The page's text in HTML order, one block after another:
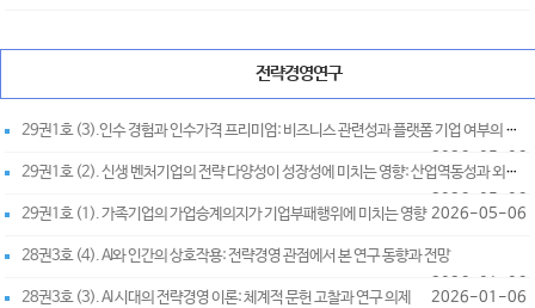
전략경영연구
29권1호 (3).인수 경험과 인수가격 프리미엄: 비즈니스 관련성과 플랫폼 기업 여부의 조절효과
29권1호 (2). 신생 벤처기업의 전략 다양성이 성장성에 미치는 영향: 산업역동성과 외부자금조달의 조절 효과
29권1호 (1). 가족기업의 가업승계의지가 기업부패행위에 미치는 영향 2026-05-06
28권3호 (4). AI와 인간의 상호작용: 전략경영 관점에서 본 연구 동향과 전망
28권3호 (3). AI 시대의 전략경영 이론: 체계적 문헌 고찰과 연구 의제
2026-01-06